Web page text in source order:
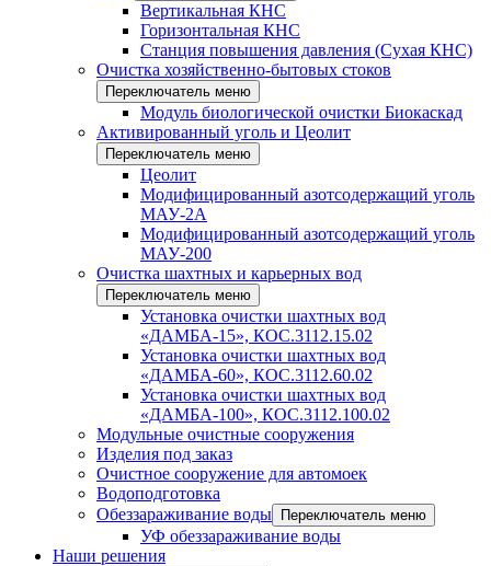
Вертикальная КНС
Горизонтальная КНС
Станция повышения давления (Сухая КНС)
Очистка хозяйственно-бытовых стоков
Переключатель меню
Модуль биологической очистки Биокаскад
Активированный уголь и Цеолит
Переключатель меню
Цеолит
Модифицированный азотсодержащий уголь
МАУ-2А
Модифицированный азотсодержащий уголь
МАУ-200
Очистка шахтных и карьерных вод
Переключатель меню
Установка очистки шахтных вод
«ДАМБА-15», КОС.3112.15.02
Установка очистки шахтных вод
«ДАМБА-60», КОС.3112.60.02
Установка очистки шахтных вод
«ДАМБА-100», КОС.3112.100.02
Модульные очистные сооружения
Изделия под заказ
Очистное сооружение для автомоек
Водоподготовка
Обеззараживание воды
Переключатель меню
УФ обеззараживание воды
Наши решения